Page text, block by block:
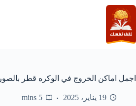
التجاوز
إلى
المحتوى
اجمل اماكن الخروج في الوكره قطر بالصور
19 يناير، 2025 5 mins